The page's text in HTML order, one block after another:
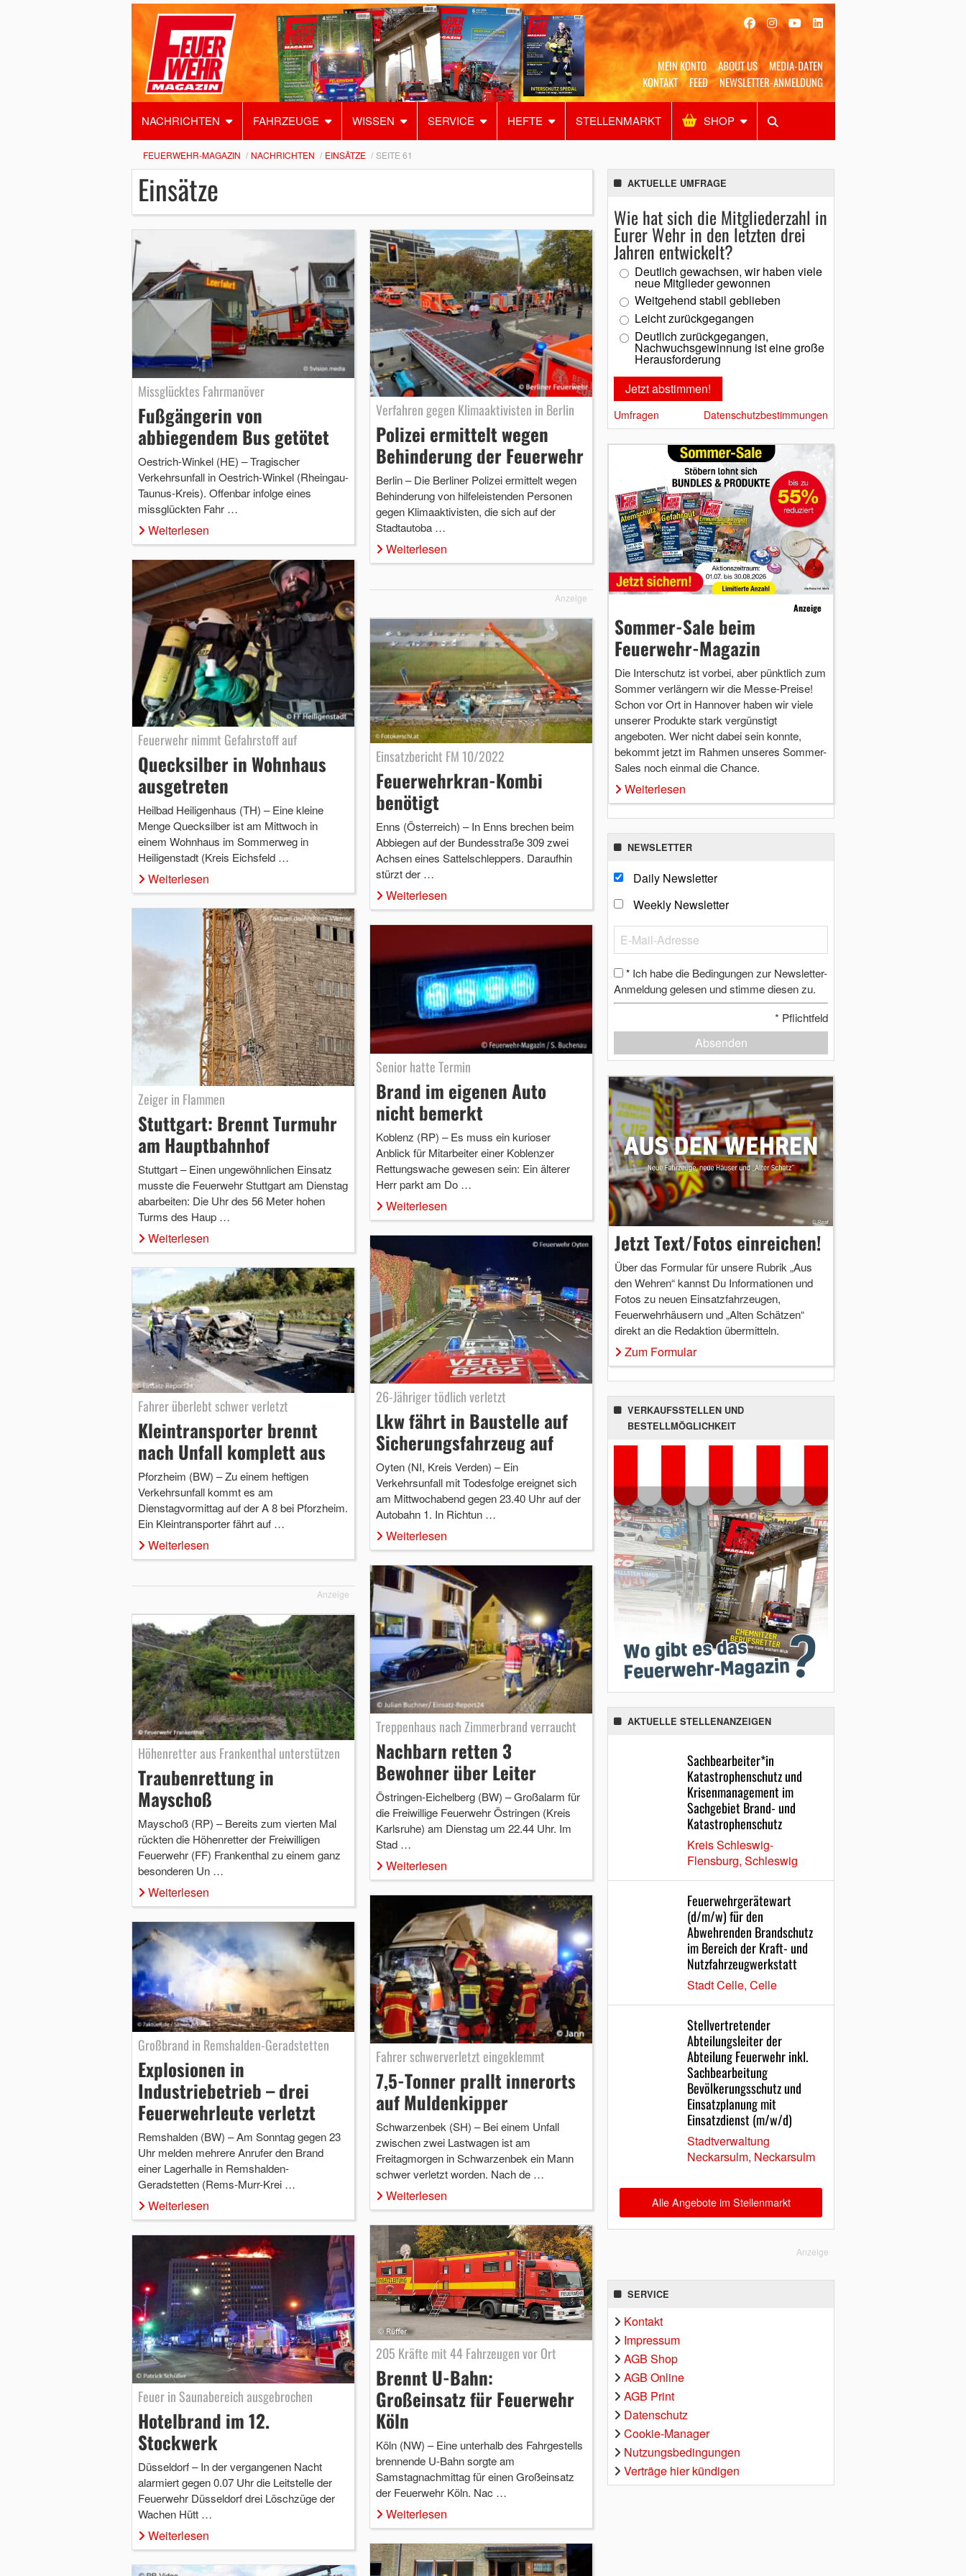
MEIN KONTO ABOUT US
MEDIA-DATEN
KONTAKT
FEED NEWSLETTER-ANMELDUNG
NACHRICHTEN FAHRZEUGE WISSEN SERVICE HEFTE STELLENMARKT SHOP
Alles Shop SUCHEN
FEUERWEHR-MAGAZIN NACHRICHTEN EINSÄTZE SEITE 61
Einsätze
Missglücktes Fahrmanöver
Fußgängerin von
abbiegendem Bus getötet
Oestrich-Winkel (HE) – Tragischer
Verkehrsunfall in Oestrich-Winkel (Rheingau-
Taunus-Kreis). Offenbar infolge eines
missglückten Fahr …
Weiterlesen
Verfahren gegen Klimaaktivisten in Berlin
Polizei ermittelt wegen
Behinderung der Feuerwehr
Berlin – Die Berliner Polizei ermittelt wegen
Behinderung von hilfeleistenden Personen
gegen Klimaaktivisten, die sich auf der
Stadtautoba …
Weiterlesen
Feuerwehr nimmt Gefahrstoff auf
Quecksilber in Wohnhaus
ausgetreten
Heilbad Heiligenhaus (TH) – Eine kleine
Menge Quecksilber ist am Mittwoch in
einem Wohnhaus im Sommerweg in
Heiligenstadt (Kreis Eichsfeld …
Weiterlesen
Anzeige
Zeiger in Flammen
Stuttgart: Brennt Turmuhr
am Hauptbahnhof
Stuttgart – Einen ungewöhnlichen Einsatz
musste die Feuerwehr Stuttgart am Dienstag
abarbeiten: Die Uhr des 56 Meter hohen
Turms des Haup …
Weiterlesen
Einsatzbericht FM 10/2022
Feuerwehrkran-Kombi
benötigt
Enns (Österreich) – In Enns brechen beim
Abbiegen auf der Bundesstraße 309 zwei
Achsen eines Sattelschleppers. Daraufhin
stürzt der …
Weiterlesen
Fahrer überlebt schwer verletzt
Kleintransporter brennt
nach Unfall komplett aus
Pforzheim (BW) – Zu einem heftigen
Verkehrsunfall kommt es am
Dienstagvormittag auf der A 8 bei Pforzheim.
Ein Kleintransporter fährt auf …
Weiterlesen
Senior hatte Termin
Brand im eigenen Auto
nicht bemerkt
Koblenz (RP) – Es muss ein kurioser
Anblick für Mitarbeiter einer Koblenzer
Rettungswache gewesen sein: Ein älterer
Herr parkt am Do …
Weiterlesen
Anzeige
26-Jähriger tödlich verletzt
Lkw fährt in Baustelle auf
Sicherungsfahrzeug auf
Oyten (NI, Kreis Verden) – Ein
Verkehrsunfall mit Todesfolge ereignet sich
am Mittwochabend gegen 23.40 Uhr auf der
Autobahn 1. In Richtun …
Weiterlesen
Höhenretter aus Frankenthal unterstützen
Traubenrettung in
Mayschoß
Mayschoß (RP) – Bereits zum vierten Mal
rückten die Höhenretter der Freiwilligen
Feuerwehr (FF) Frankenthal zu einem ganz
besonderen Un …
Weiterlesen
Treppenhaus nach Zimmerbrand verraucht
Nachbarn retten 3
Bewohner über Leiter
Östringen-Eichelberg (BW) – Großalarm für
die Freiwillige Feuerwehr Östringen (Kreis
Karlsruhe) am Dienstag um 22.44 Uhr. Im
Stad …
Weiterlesen
Großbrand in Remshalden-Geradstetten
Explosionen in
Industriebetrieb – drei
Feuerwehrleute verletzt
Remshalden (BW) – Am Sonntag gegen 23
Uhr melden mehrere Anrufer den Brand
einer Lagerhalle in Remshalden-
Geradstetten (Rems-Murr-Krei …
Weiterlesen
Fahrer schwerverletzt eingeklemmt
7,5-Tonner prallt innerorts
auf Muldenkipper
Schwarzenbek (SH) – Bei einem Unfall
zwischen zwei Lastwagen ist am
Freitagmorgen in Schwarzenbek ein Mann
schwer verletzt worden. Nach de …
Weiterlesen
Feuer in Saunabereich ausgebrochen
Hotelbrand im 12.
Stockwerk
Düsseldorf – In der vergangenen Nacht
alarmiert gegen 0.07 Uhr die Leitstelle der
Feuerwehr Düsseldorf drei Löschzüge der
Wachen Hütt …
Weiterlesen
205 Kräfte mit 44 Fahrzeugen vor Ort
Brennt U-Bahn:
Großeinsatz für Feuerwehr
Köln
Köln (NW) – Eine unterhalb des Fahrgestells
brennende U-Bahn sorgte am
Samstagnachmittag für einen Großeinsatz
der Feuerwehr Köln. Nac …
Weiterlesen
AKTUELLE UMFRAGE
Wie hat sich die Mitgliederzahl in
Eurer Wehr in den letzten drei
Jahren entwickelt?
Deutlich gewachsen, wir haben viele
neue Mitglieder gewonnen
Weitgehend stabil geblieben
Leicht zurückgegangen
Deutlich zurückgegangen,
Nachwuchsgewinnung ist eine große
Herausforderung
Umfragen Datenschutzbestimmungen
Anzeige
Sommer-Sale beim
Feuerwehr-Magazin
Die Interschutz ist vorbei, aber pünktlich zum
Sommer verlängern wir die Messe-Preise!
Schon vor Ort in Hannover haben wir viele
unserer Produkte stark vergünstigt
angeboten. Wer nicht dabei sein konnte,
bekommt jetzt im Rahmen unseres Sommer-
Sales noch einmal die Chance.
Weiterlesen
NEWSLETTER
Daily Newsletter
Weekly Newsletter
* Ich habe die Bedingungen zur Newsletter-
Anmeldung gelesen und stimme diesen zu.
* Pflichtfeld
Absenden
Jetzt Text/Fotos einreichen!
Über das Formular für unsere Rubrik „Aus
den Wehren“ kannst Du Informationen und
Fotos zu neuen Einsatzfahrzeugen,
Feuerwehrhäusern und „Alten Schätzen“
direkt an die Redaktion übermitteln.
Zum Formular
VERKAUFSSTELLEN UND
BESTELLMÖGLICHKEIT
AKTUELLE STELLENANZEIGEN
Sachbearbeiter*in
Katastrophenschutz und
Krisenmanagement im
Sachgebiet Brand- und
Katastrophenschutz
Kreis Schleswig-
Flensburg, Schleswig
Feuerwehrgerätewart
(d/m/w) für den
Abwehrenden Brandschutz
im Bereich der Kraft- und
Nutzfahrzeugwerkstatt
Stadt Celle, Celle
Stellvertretender
Abteilungsleiter der
Abteilung Feuerwehr inkl.
Sachbearbeitung
Bevölkerungsschutz und
Einsatzplanung mit
Einsatzdienst (m/w/d)
Stadtverwaltung
Neckarsulm, Neckarsulm
Alle Angebote im Stellenmarkt
Anzeige
SERVICE
Kontakt
Impressum
AGB Shop
AGB Online
AGB Print
Datenschutz
Cookie-Manager
Nutzungsbedingungen
Verträge hier kündigen